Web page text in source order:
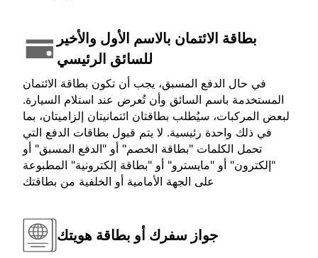
بطاقة الائتمان بالاسم الأول والأخير
للسائق الرئيسي
في حال الدفع المسبق، يجب أن تكون بطاقة الائتمان
المستخدمة باسم السائق وأن تُعرض عند استلام السيارة.
لبعض المركبات، سيُطلب بطاقتان ائتمانيتان إلزاميتان، بما
في ذلك واحدة رئيسية. لا يتم قبول بطاقات الدفع التي
تحمل الكلمات "بطاقة الخصم" أو "الدفع المسبق" أو
"إلكترون" أو "مايسترو" أو "بطاقة إلكترونية" المطبوعة
على الجهة الأمامية أو الخلفية من بطاقتك
جواز سفرك أو بطاقة هويتك